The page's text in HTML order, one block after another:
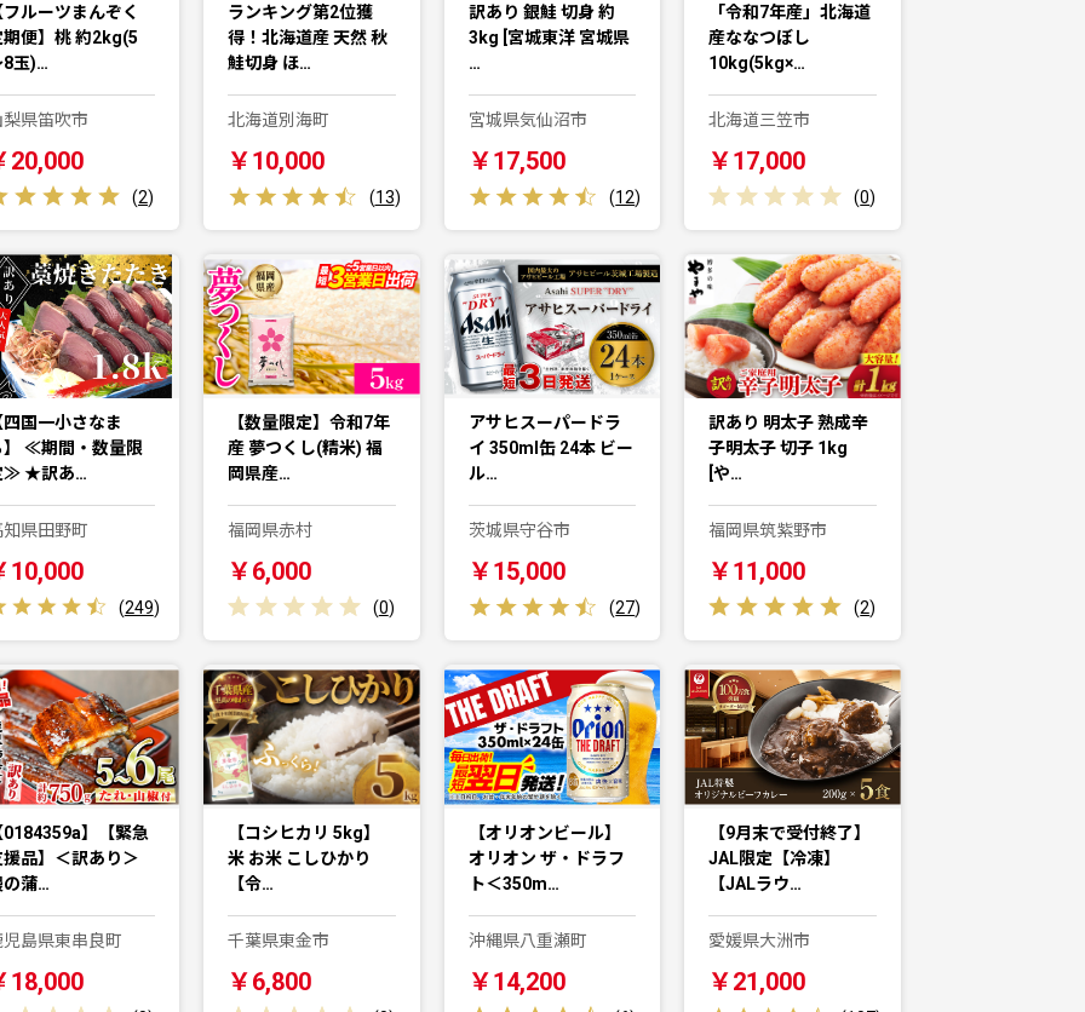
フルーツまんぞく
期便】桃 約2kg(5
8玉)…
梨県笛吹市
20,000
(2)
ランキング第2位獲
得！北海道産 天然 秋
鮭切身 ほ…
北海道別海町
￥10,000
(13)
訳あり 銀鮭 切身 約
3kg [宮城東洋 宮城県
…
宮城県気仙沼市
￥17,500
(12)
「令和7年産」北海道
産ななつぼし
10kg(5kg×…
北海道三笠市
￥17,000
(0)
四国一小さなま
】 ≪期間・数量限
≫ ★訳あ…
知県田野町
10,000
(249)
【数量限定】令和7年
産 夢つくし(精米) 福
岡県産…
福岡県赤村
￥6,000
(0)
アサヒスーパードラ
イ 350ml缶 24本 ビー
ル…
茨城県守谷市
￥15,000
(27)
訳あり 明太子 熟成辛
子明太子 切子 1kg
[や…
福岡県筑紫野市
￥11,000
(2)
0184359a】【緊急
援品】＜訳あり＞
の蒲…
児島県東串良町
18,000
【コシヒカリ 5kg】
米 お米 こしひかり
【令…
千葉県東金市
￥6,800
【オリオンビール】
オリオン ザ・ドラフ
ト＜350m…
沖縄県八重瀬町
￥14,200
【9月末で受付終了】
JAL限定【冷凍】
【JALラウ…
愛媛県大洲市
￥21,000